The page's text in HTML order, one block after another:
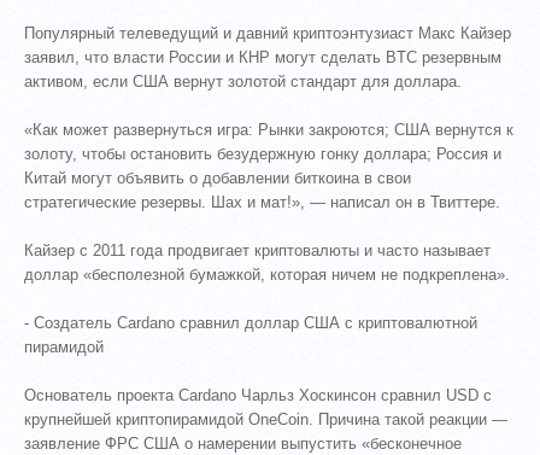
Популярный телеведущий и давний криптоэнтузиаст Макс Кайзер
заявил, что власти России и КНР могут сделать BTC резервным
активом, если США вернут золотой стандарт для доллара.
«Как может развернуться игра: Рынки закроются; США вернутся к
золоту, чтобы остановить безудержную гонку доллара; Россия и
Китай могут объявить о добавлении биткоина в свои
стратегические резервы. Шах и мат!», — написал он в Твиттере.
Кайзер с 2011 года продвигает криптовалюты и часто называет
доллар «бесполезной бумажкой, которая ничем не подкреплена».
- Создатель Cardano сравнил доллар США с криптовалютной
пирамидой
Основатель проекта Cardano Чарльз Хоскинсон сравнил USD с
крупнейшей криптопирамидой OneCoin. Причина такой реакции —
заявление ФРС США о намерении выпустить «бесконечное